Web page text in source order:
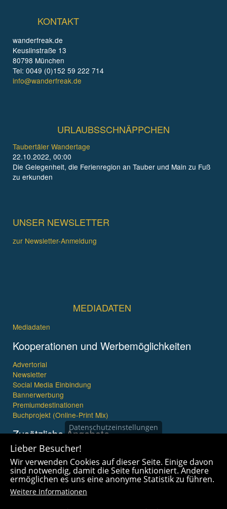
KONTAKT
wanderfreak.de
Keuslinstraße 13
80798 München
Tel: 0049 (0)152 59 222 714
info@wanderfreak.de
URLAUBSSCHNÄPPCHEN
Taubertäler Wandertage
22.10.2022, 00:00
Die Gelegenheit, die Ferienregion an Tauber und Main zu Fuß
zu erkunden
UNSER NEWSLETTER
zur Newsletter-Anmeldung
MEDIADATEN
Mediadaten
Kooperationen und Werbemöglichkeiten
Advertorial
Newsletter
Social Media Einbindung
Bannerwerbung
Premiumdestinationen
Buchprojekt (Online-Print Mix)
Zusätzliche Angebote
Imagefilme und mehr
360° x 360° Fotografie
Datenschutzeinstellungen
Lieber Besucher!
Wir verwenden Cookies auf dieser Seite. Einige davon
sind notwendig, damit die Seite funktioniert. Andere
ermöglichen es uns eine anonyme Statistik zu führen.
Weitere Informationen